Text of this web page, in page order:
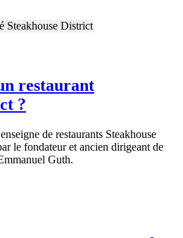
restaurant
?
de restaurants Steakhouse
le fondateur et ancien dirigeant de
Guth.